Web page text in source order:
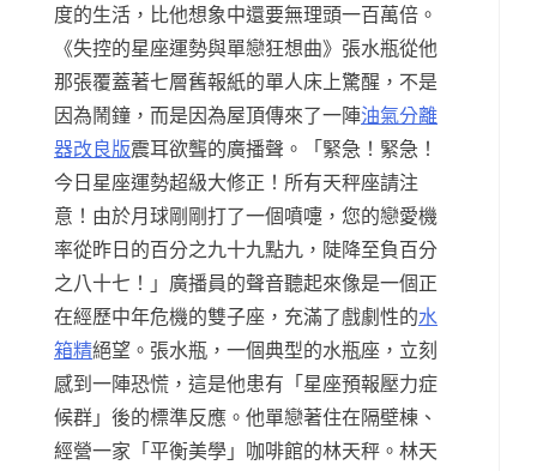
度的生活，比他想象中還要無理頭一百萬倍。
《失控的星座運勢與單戀狂想曲》張水瓶從他
那張覆蓋著七層舊報紙的單人床上驚醒，不是
因為鬧鐘，而是因為屋頂傳來了一陣油氣分離
器改良版震耳欲聾的廣播聲。「緊急！緊急！
今日星座運勢超級大修正！所有天秤座請注
意！由於月球剛剛打了一個噴嚏，您的戀愛機
率從昨日的百分之九十九點九，陡降至負百分
之八十七！」廣播員的聲音聽起來像是一個正
在經歷中年危機的雙子座，充滿了戲劇性的水
箱精絕望。張水瓶，一個典型的水瓶座，立刻
感到一陣恐慌，這是他患有「星座預報壓力症
候群」後的標準反應。他單戀著住在隔壁棟、
經營一家「平衡美學」咖啡館的林天秤。林天